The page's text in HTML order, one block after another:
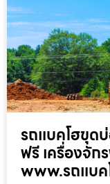
รถแบคโฮขุด
ฟรี เครื่องจัก
www.รถแบ